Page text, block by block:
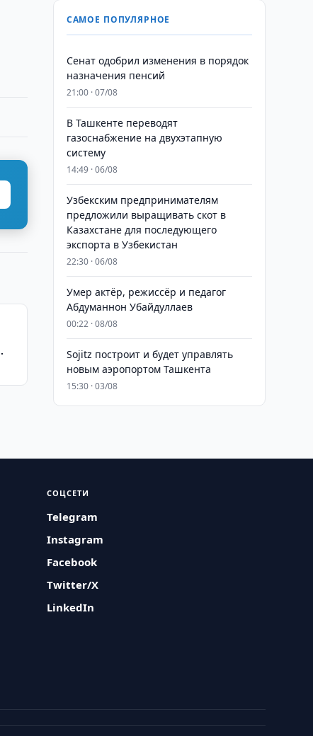
САМОЕ ПОПУЛЯРНОЕ
Сенат одобрил изменения в порядок
назначения пенсий
21:00 · 07/08
В Ташкенте переводят
газоснабжение на двухэтапную
систему
14:49 · 06/08
Узбекским предпринимателям
предложили выращивать скот в
Казахстане для последующего
экспорта в Узбекистан
22:30 · 06/08
Умер актёр, режиссёр и педагог
Абдуманнон Убайдуллаев
00:22 · 08/08
Sojitz построит и будет управлять
новым аэропортом Ташкента
15:30 · 03/08
СОЦСЕТИ
Telegram
Instagram
Facebook
Twitter/X
LinkedIn